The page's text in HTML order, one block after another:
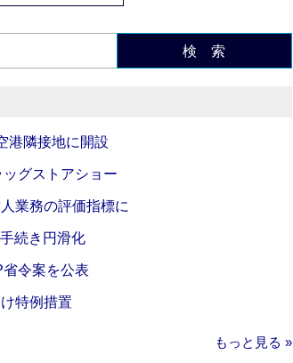
検 索
港隣接地に開設
ッグストアショー
業務の評価指標に
続き円滑化
省令案を公表
特例措置
もっと見る »